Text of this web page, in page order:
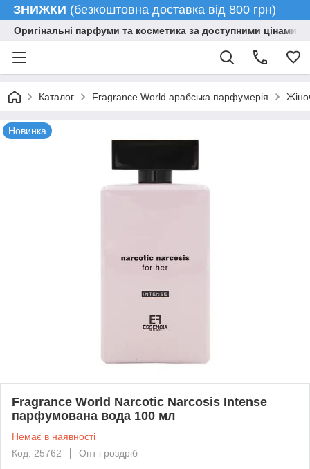
ЗНИЖКИ (безкоштовна доставка від 800 грн)
Оригінальні парфуми та косметика за доступними цінами
Каталог Fragrance World арабська парфумерія
Новинка
Fragrance World Narcotic Narcosis Intense
парфумована вода 100 мл
Немає в наявності
Код: 25762
Опт і роздріб